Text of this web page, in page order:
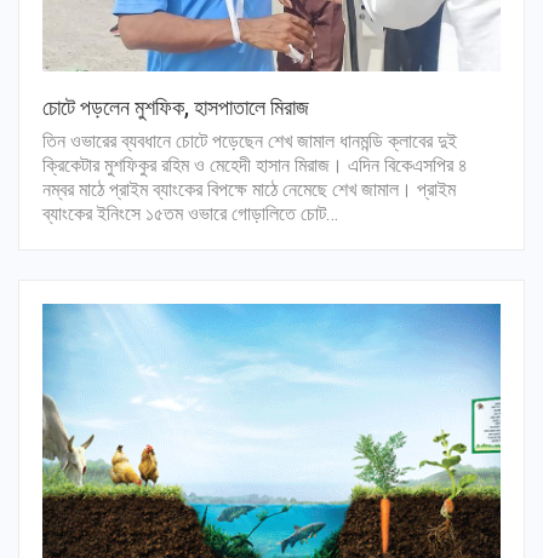
চোটে পড়লেন মুশফিক, হাসপাতালে মিরাজ
তিন ওভারের ব্যবধানে চোটে পড়েছেন শেখ জামাল ধানমন্ডি ক্লাবের দুই
ক্রিকেটার মুশফিকুর রহিম ও মেহেদী হাসান মিরাজ। এদিন বিকেএসপির ৪
নম্বর মাঠে প্রাইম ব্যাংকের বিপক্ষে মাঠে নেমেছে শেখ জামাল। প্রাইম
ব্যাংকের ইনিংসে ১৫তম ওভারে গোড়ালিতে চোট…